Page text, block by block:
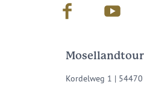
Facebook Youtube
Kordelweg 1 |